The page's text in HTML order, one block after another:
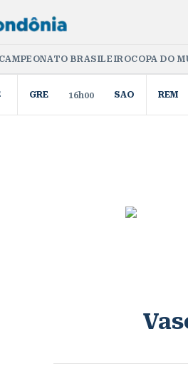
CAMPEONATO BRASILEIROCOPA DO
GRE 16h00 SAO REM